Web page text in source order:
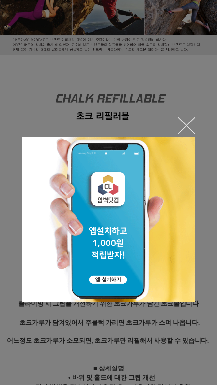
클라이밍 시 그립을 개선하기 위한 초크가루가 담긴 초크볼입니다
초크가루가 담겨있어서 주물럭 가리면 초크가루가 스며 나옵니다.
어느정도 초크가루가 소모되면, 초크가루만 리필해서 사용할 수 있습니다.
■ 상세설명
• 바위 및 홀드에 대한 그립 개선